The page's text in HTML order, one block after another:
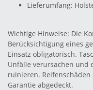
Lieferumfang:
Wichtige Hinweise: Die
Berücksichtigung eines
Einsatz obligatorisch.
Unfälle verursachen und
ruinieren.
Garantie abgedeckt.